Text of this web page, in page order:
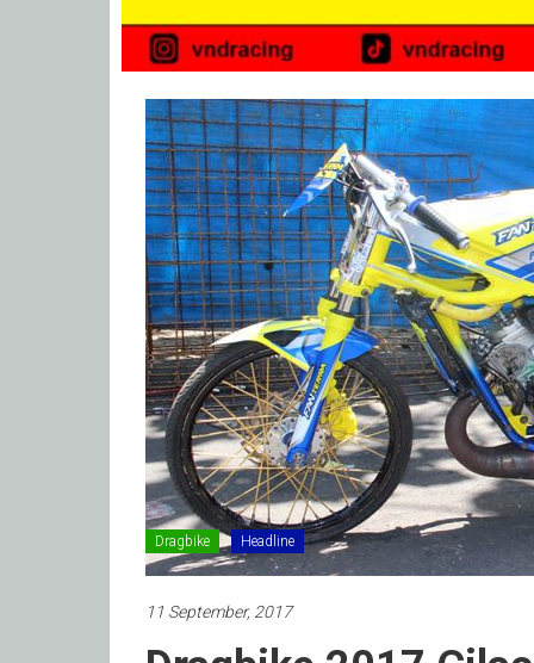
Dragbike Headline
11 September, 2017